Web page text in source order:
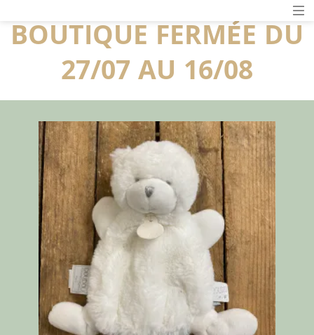
BOUTIQUE FERMÉE DU
27/07 AU 16/08